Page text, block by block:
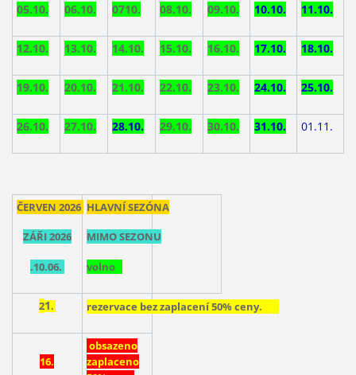
05.10. 06.10. 0710. 08.10. 09.10. 10.10. 11.10.
12.10. 13.10. 14.10. 15.10. 16.10. 17.10. 18.10.
19.10. 20.10. 21.10. 22.10. 23.10. 24.10. 25.10.
26.10. 27.10. 28.10. 29.10. 30.10. 31.10. 01.11.
ČERVEN 2026
ZÁŘI 2026
.10.06.
HLAVNÍSEZÓNA
MIMO SEZONU
volno
21. rezervace bez zaplacení 50% ceny.
16.
obsazeno
zaplaceno